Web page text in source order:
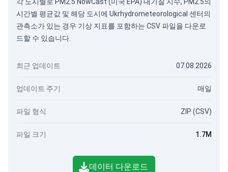
시간별 평균값 및 해당 도시에 Ukrhydrometeorological 센터의
관측소가 있는 경우 기상 지표를 포함하는 CSV 파일을 다운로
드할 수 있습니다.
최근 업데이트 07.08.2026
업데이트 주기 매일
파일 형식 ZIP (CSV)
파일 크기 1.7M
데이터 다운로드